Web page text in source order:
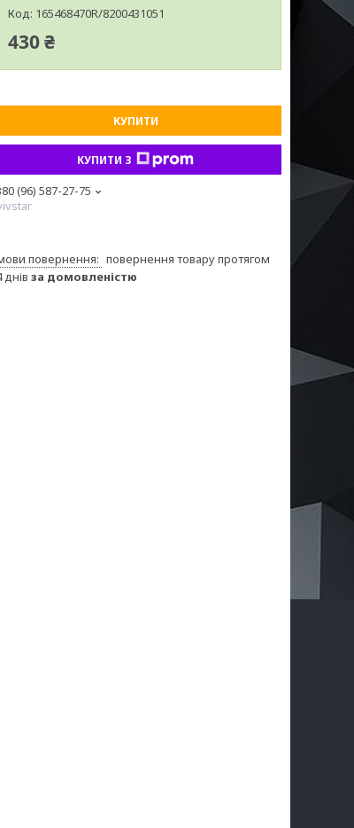
Код: 165468470R/8200431051
430 ₴
КУПИТИ
КУПИТИ З
(96) 587-27-75
повернення товару протягом
днів за домовленістю